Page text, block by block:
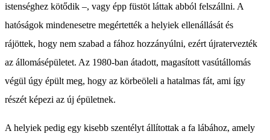
istenséghez kötődik –, vagy épp füstöt láttak abból felszállni. A
hatóságok mindenesetre megértették a helyiek ellenállását és
rájöttek, hogy nem szabad a fához hozzányúlni, ezért újratervezték
az állomásépületet. Az 1980-ban átadott, magasított vasútállomás
végül úgy épült meg, hogy az körbeöleli a hatalmas fát, ami így
részét képezi az új épületnek.
A helyiek pedig egy kisebb szentélyt állítottak a fa lábához, amely